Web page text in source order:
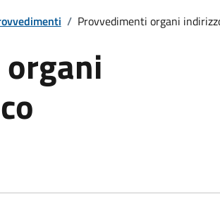
/ Provvedimenti organi